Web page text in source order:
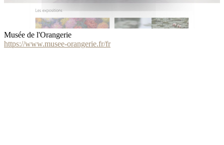
Musée de l'Orangerie
https://www.musee-orangerie.fr/fr